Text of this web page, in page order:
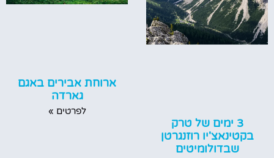
3 ימים של טרק
בקטינאצ'יו רוזנגרטן
שבדולומיטים
ארוחת אבירים באגם
גארדה
לפרטים »